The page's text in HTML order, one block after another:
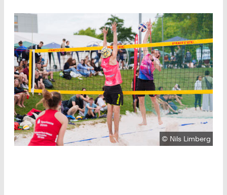
Urheberrecht:
© Nils Limberg